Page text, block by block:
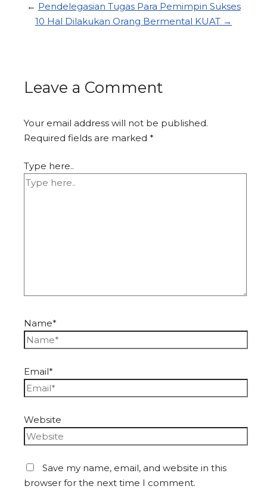
← Pendelegasian Tugas Para Pemimpin Sukses
10 Hal Dilakukan Orang Bermental KUAT →
Leave a Comment
Your email address will not be published.
Required fields are marked*
Type here..
Name*
Email*
Website
Save my name, email, and website in this
browser for the next time I comment.